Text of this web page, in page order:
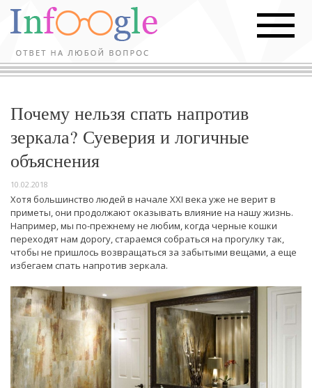
Почему нельзя спать напротив
зеркала? Суеверия и логичные
объяснения
10.02.2018
Хотя большинство людей в начале XXI века уже не верит в
приметы, они продолжают оказывать влияние на нашу жизнь.
Например, мы по-прежнему не любим, когда черные кошки
переходят нам дорогу, стараемся собраться на прогулку так,
чтобы не пришлось возвращаться за забытыми вещами, а еще
избегаем спать напротив зеркала.